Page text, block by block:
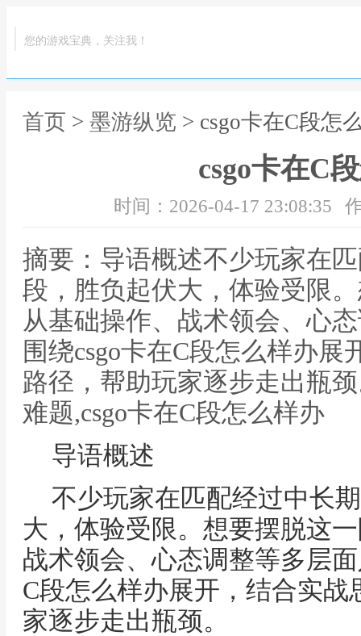
您的游戏宝典，关注我！
首页 > 墨游纵览 > csgo卡在C段怎
csgo卡在C
时间：2026-04-17 23:08:35
摘要：导语概述不少玩家在
段，胜负起伏大，体验受限
从基础操作、战术领会、心
围绕csgo卡在C段怎么样办
路径，帮助玩家逐步走出瓶
难题,csgo卡在C段怎么样办
导语概述
不少玩家在匹配经过中长
大，体验受限。想要摆脱这
战术领会、心态调整等多层
C段怎么样办展开，结合实
家逐步走出瓶颈。